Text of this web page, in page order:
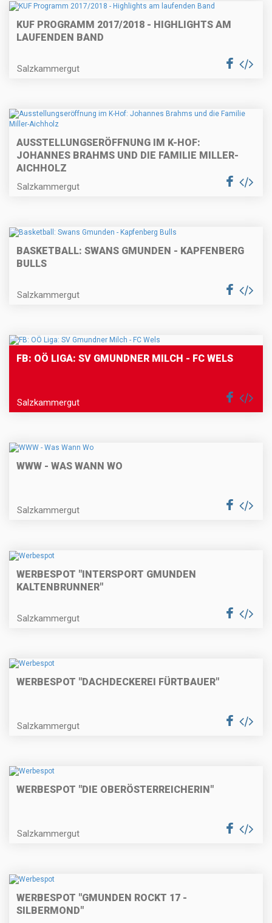
KUF PROGRAMM 2017/2018 - HIGHLIGHTS AM
LAUFENDEN BAND
Salzkammergut
AUSSTELLUNGSERÖFFNUNG IM K-HOF:
JOHANNES BRAHMS UND DIE FAMILIE MILLER-
AICHHOLZ
Salzkammergut
BASKETBALL: SWANS GMUNDEN - KAPFENBERG
BULLS
Salzkammergut
FB: OÖ LIGA: SV GMUNDNER MILCH - FC WELS
Salzkammergut
WWW - WAS WANN WO
Salzkammergut
WERBESPOT "INTERSPORT GMUNDEN
KALTENBRUNNER"
Salzkammergut
WERBESPOT "DACHDECKEREI FÜRTBAUER"
Salzkammergut
WERBESPOT "DIE OBERÖSTERREICHERIN"
Salzkammergut
WERBESPOT "GMUNDEN ROCKT 17 -
SILBERMOND"